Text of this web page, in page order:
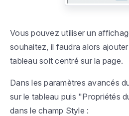
Vous pouvez utiliser un
souhaitez, il faudra alors
tableau soit centré sur la page.
Dans les paramètres avancés
sur le tableau puis "Propriétés
dans le champ Style :